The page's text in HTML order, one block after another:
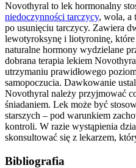
Novothyral to lek hormonalny
niedoczynności tarczycy, wola, a
po usunięciu tarczycy. Zawiera
lewotyroksynę i liotyroninę, które
naturalne hormony wydzielane
dobrana terapia lekiem
utrzymaniu prawidłowego
samopoczucia. Dawkowanie
Novothyral należy przyjmować
śniadaniem. Lek może być
starszych – pod warunkiem
kontroli. W razie wystąpienia
skonsultować się z lekarzem,
Bibliografia